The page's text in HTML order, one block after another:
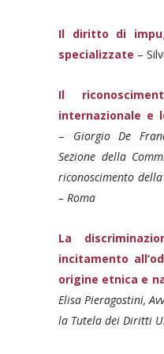
Il diritto di
specializzate –
Il
internazionale e
– Giorgio De
Sezione della
riconoscimento
– Roma
La
incitamento
origine etnica e
Elisa Pieragostini,
la Tutela dei Diritti